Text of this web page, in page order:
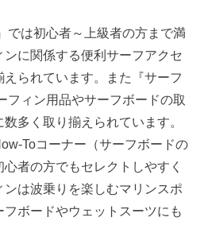
では初心者～上級者の方まで満
に関係する便利サーフアクセ
られています。また『サーフ
フィン用品やサーフボードの取
多く取り揃えられています。
Toコーナー（サーフボードの
者の方でもセレクトしやすく
は波乗りを楽しむマリンスポ
ボードやウェットスーツにも